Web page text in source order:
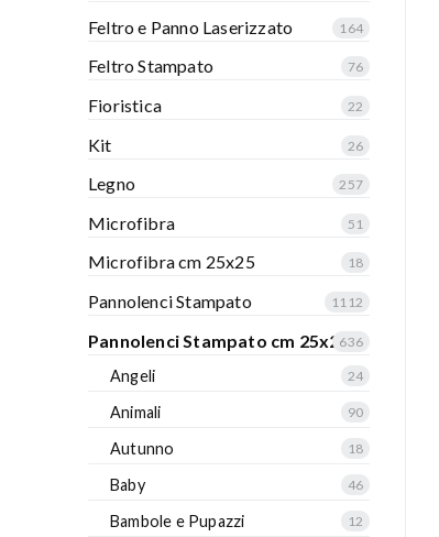
Feltro e Panno Laserizzato 164
Feltro Stampato 76
Fioristica 22
Kit 26
Legno 257
Microfibra 51
Microfibra cm 25x25 18
Pannolenci Stampato 1112
Pannolenci Stampato cm 25x25636
Angeli 24
Animali 90
Autunno 18
Baby 46
Bambole e Pupazzi 12